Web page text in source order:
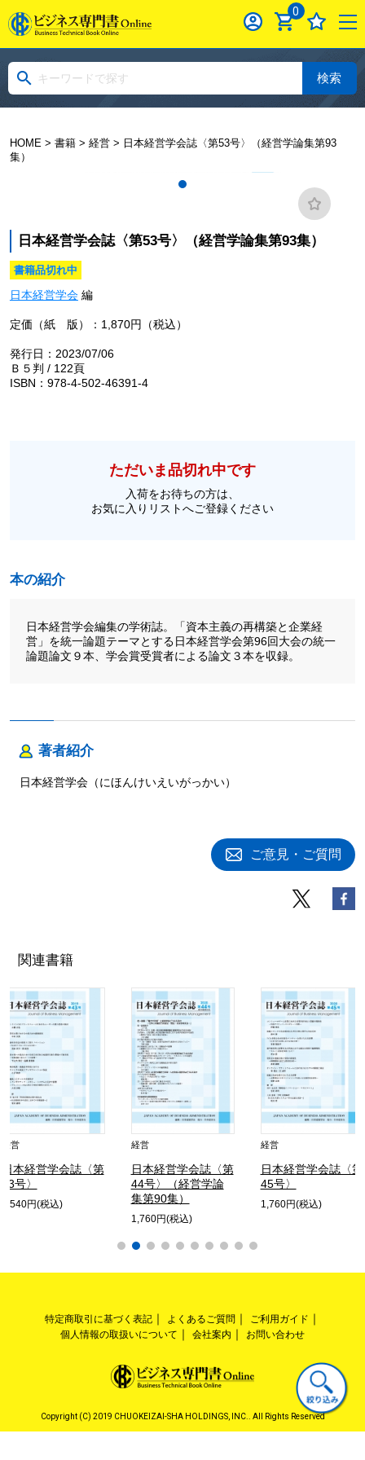
0
検索
HOME> 書籍> 経営> 日本経営学会誌〈第53号〉（経営学論集第93
集）
日本経営学会誌〈第53号〉（経営学論集第93集）
書籍品切れ中
日本経営学会編
定価（紙 版）：1,870円（税込）
発行日：2023/07/06
Ｂ５判 / 122頁
ISBN：978-4-502-46391-4
ただいま品切れ中です
入荷をお待ちの方は、
お気に入りリストへご登録ください
本の紹介
日本経営学会編集の学術誌。「資本主義の再構築と企業経
営」を統一論題テーマとする日本経営学会第96回大会の統一
論題論文９本、学会賞受賞者による論文３本を収録。
著者紹介
日本経営学会（にほんけいえいがっかい）
ご意見・ご質問
関連書籍
経営
日本経営学会誌〈第
43号〉
1,540円(税込)
経営
日本経営学会誌〈第
44号〉（経営学論
集第90集）
1,760円(税込)
経営
日本経営学会誌〈第
45号〉
1,760円(税込)
特定商取引に基づく表記 よくあるご質問
ご利用ガイド
個人情報の取扱いについて
会社案内 お問い合わせ
Copyright (C) 2019 CHUOKEIZAI-SHA HOLDINGS, INC.. All Rights Reserved